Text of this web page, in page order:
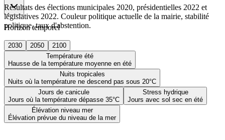
Horizon temporel
2030 2050
2100
Température été
Hausse de la température moyenne en été
Nuits tropicales
Nuits où la température ne descend pas sous 20°C
Jours de canicule
Jours où la température dépasse 35°C
Stress hydrique
Jours avec sol sec en été
Élévation niveau mer
Élévation prévue du niveau de la mer
Résultats des élections municipales 2020, présidentielles 2022 et
législatives 2022. Couleur politique actuelle de la mairie, stabilité
politique, taux d'abstention.